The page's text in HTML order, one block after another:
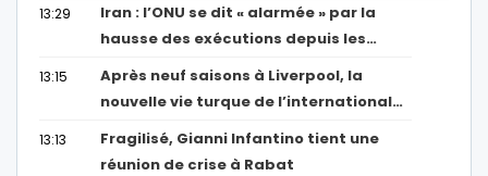
13:29
Iran : l’ONU se dit « alarmée » par la
hausse des exécutions depuis les…
13:15
Après neuf saisons à Liverpool, la
nouvelle vie turque de l’international…
13:13
Fragilisé, Gianni Infantino tient une
réunion de crise à Rabat